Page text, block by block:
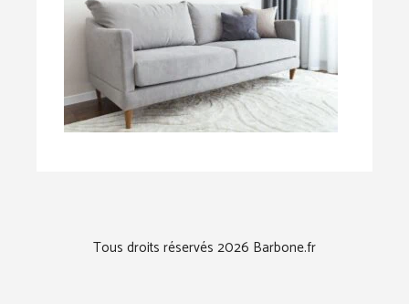
Tous droits réservés 2026 Barbone.fr